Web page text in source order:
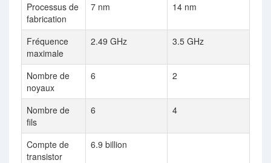
Processus de
fabrication
7 nm 14 nm
Fréquence
maximale
2.49 GHz 3.5 GHz
Nombre de
noyaux
6 2
Nombre de
fils
6 4
Compte de
transistor
6.9 billion